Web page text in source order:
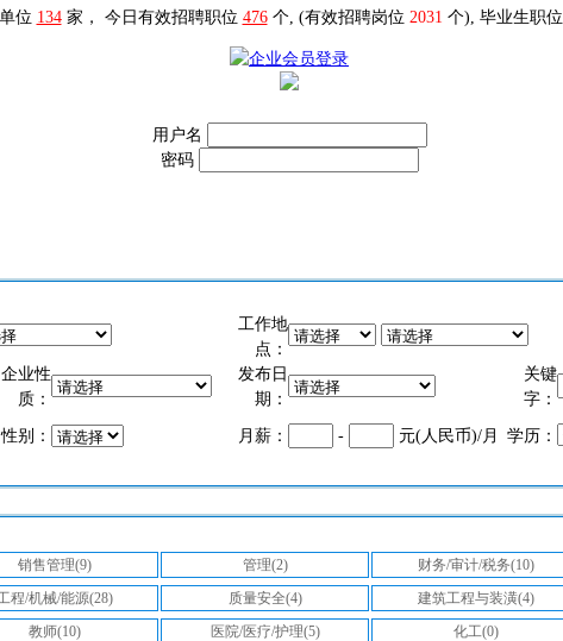
位 134家， 今日有效招聘职位 476个, (有效招聘岗位 2031 个), 毕业生职位
用户名
密码
工作地
点：
企业性
质：
发布日
期：
关键
字：
性别： 月薪： - 元(人民币)/月 学历：
销售管理(9) 管理(2) 财务/审计/税务(10)
程/机械/能源(28) 质量安全(4) 建筑工程与装潢(4)
教师(10) 医院/医疗/护理(5) 化工(0)